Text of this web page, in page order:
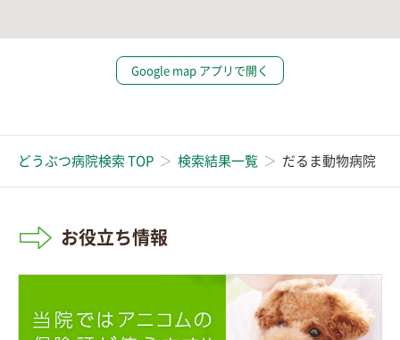
Google map アプリで開く
どうぶつ病院検索 TOP 検索結果一覧 だるま動物病院
お役立ち情報